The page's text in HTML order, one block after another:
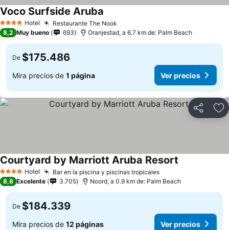
4 EstrellasHotel Restaurante The Nook
Voco Surfside Aruba
8,2 Muy bueno 693 Oranjestad, a 6.7 km de: Palm Beach
De $175.486
Mira precios de 1 página Ver precios
Compartir
4 EstrellasHotel Bar en la piscina y piscinas tropicales
Courtyard by Marriott Aruba Resort
8,8 Excelente 3.705 Noord, a 0.9 km de: Palm Beach
De $184.339
Mira precios de 12 páginas Ver precios